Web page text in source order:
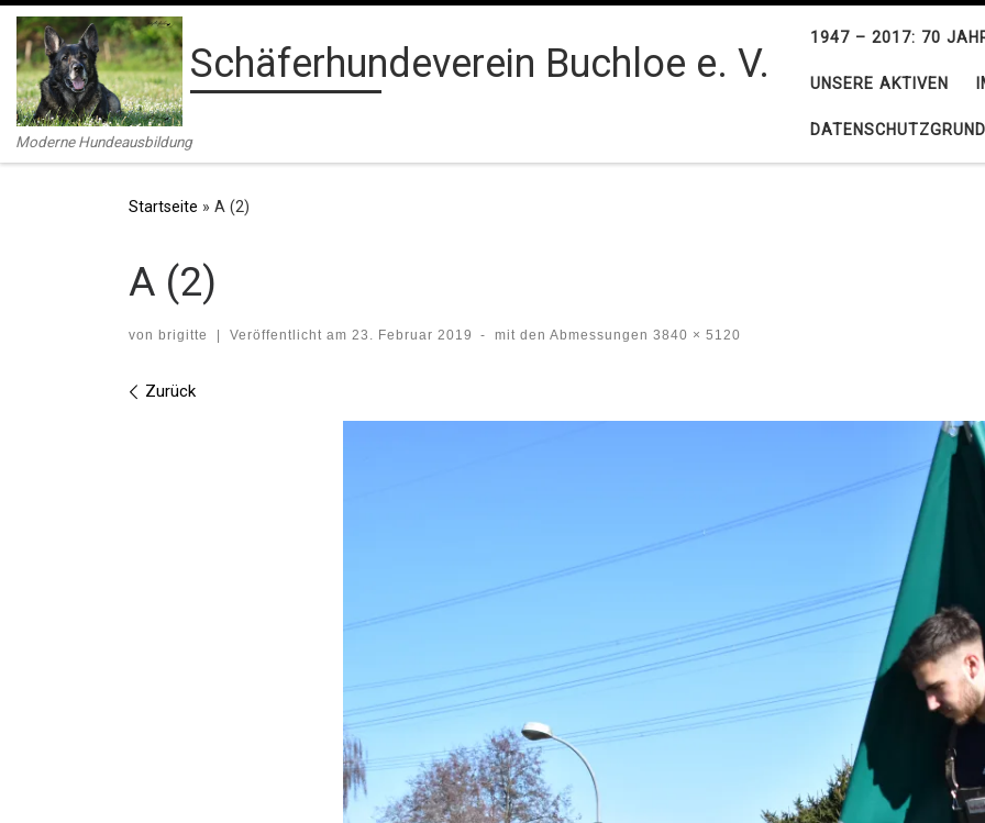
Zum Inhalt springen
Schäferhundeverein Buchloe e. V.
Moderne Hundeausbildung
1947 – 2017: 70
UNSERE AKTIVEN
Startseite » A (2)
A (2)
von brigitte Veröffentlicht am 23. Februar 2019 - mit den Abmessungen 3840 × 5120
Bilder Navigation
Zurück